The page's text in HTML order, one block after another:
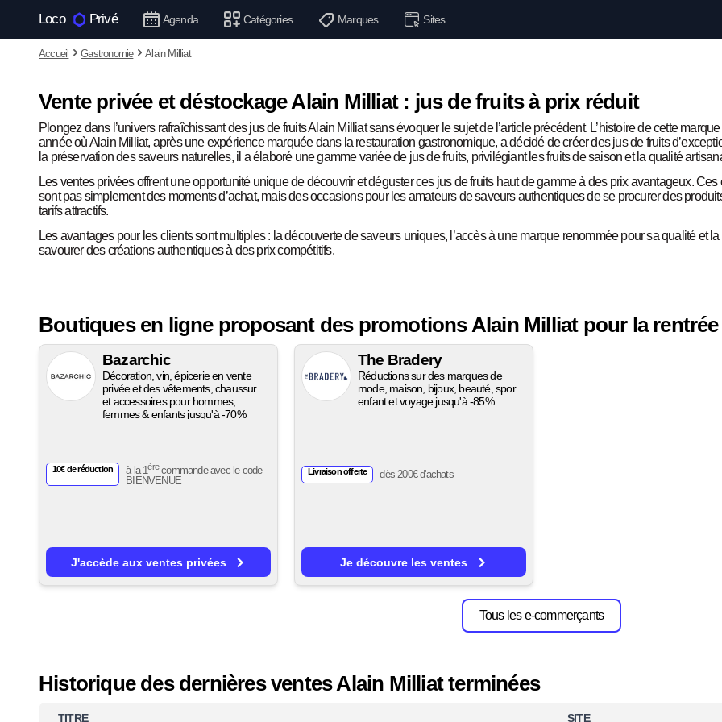
Loco Privé Agenda Catégories Marques Sites
Accueil Gastronomie Alain Milliat
Vente privée et déstockage Alain Milliat : jus de fruits à prix réduit
Plongez dans l’univers rafraîchissant des jus de fruits Alain Milliat sans évoquer le sujet de l’article précédent. L’histoire de cette
année où Alain Milliat, après une expérience marquée dans la restauration gastronomique, a décidé de créer des jus de fruits
la préservation des saveurs naturelles, il a élaboré une gamme variée de jus de fruits, privilégiant les fruits de saison et la qualité
Les ventes privées offrent une opportunité unique de découvrir et déguster ces jus de fruits haut de gamme à des prix avantageux.
sont pas simplement des moments d’achat, mais des occasions pour les amateurs de saveurs authentiques de se procurer des
tarifs attractifs.
Les avantages pour les clients sont multiples : la découverte de saveurs uniques, l’accès à une marque renommée pour sa qualité et
savourer des créations authentiques à des prix compétitifs.
Boutiques en ligne proposant des promotions Alain Milliat pour la
Bazarchic
Décoration, vin, épicerie en vente
privée et des vêtements, chaussures
et accessoires pour hommes,
femmes & enfants jusqu'à -70%
10€ de réduction à la 1èrecommande avec le code
BIENVENUE
J'accède aux ventes privées
The Bradery
Réductions sur des marques de
mode, maison, bijoux, beauté, sport,
enfant et voyage jusqu'à -85%.
Livraison offerte dès 200€ d'achats
Je découvre les ventes
Tous les e-commerçants
Historique des dernières ventes Alain Milliat terminées
TITRE SITE